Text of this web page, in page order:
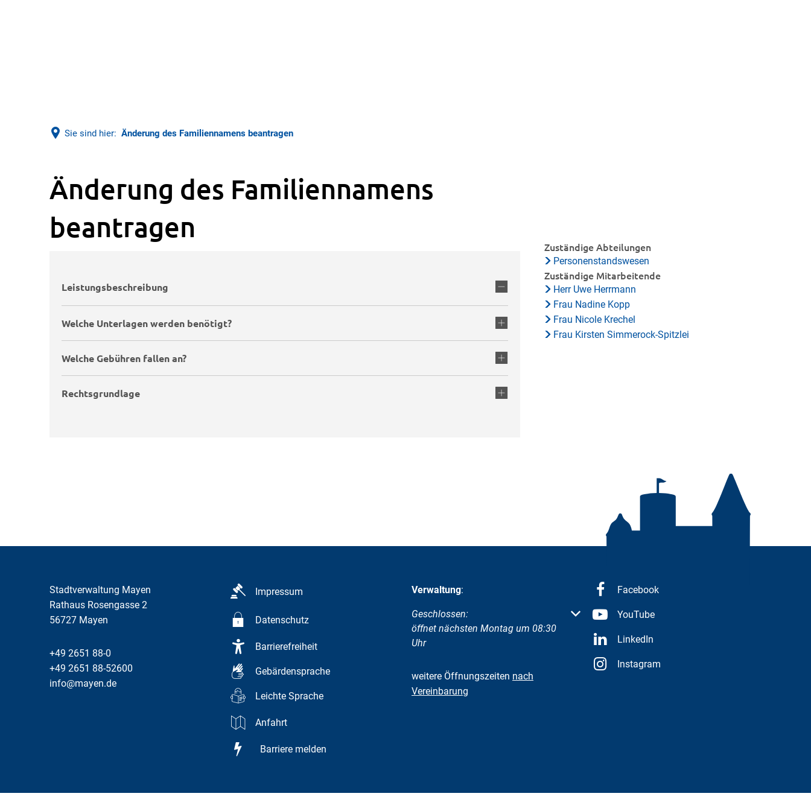
Sie sind hier: Änderung des Familiennamens beantragen
Änderung des Familiennamens
beantragen
Leistungsbeschreibung
Welche Unterlagen werden benötigt?
Welche Gebühren fallen an?
Rechtsgrundlage
Zuständige Abteilungen
Personenstandswesen
Zuständige Mitarbeitende
Herr Uwe Herrmann
Frau Nadine Kopp
Frau Nicole Krechel
Frau Kirsten Simmerock-Spitzlei
Stadtverwaltung Mayen
Rathaus Rosengasse 2
56727 Mayen
+49 2651 88-0
+49 2651 88-52600
info@mayen.de
Impressum
Datenschutz
Barrierefreiheit
Gebärdensprache
Leichte Sprache
Anfahrt
Barriere melden
Verwaltung:
Klicken, um weitere Öffnungs- oder Schließzeiten auszublenden
Geschlossen:
öffnet nächsten Montag um 08:30
Uhr
weitere Öffnungszeiten nach
Vereinbarung
Facebook
YouTube
LinkedIn
Instagram